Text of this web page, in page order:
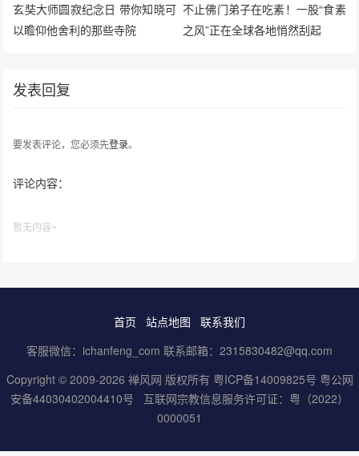
玄奘大师圆寂纪念日 带你知晓可
以瞻仰他舍利的那些寺院
不止佛门弟子在吃素！一股“食素
之风”正在全球各地悄然刮起
发表回复
要发表评论，您必须先登录。
评论内容：
暂无内容~
首页 站点地图
联系我们
客服微信：ichanfeng_com 联系邮箱：2315830482@qq.com
Copyright © 2009-2026 禅风网 版权所有 粤ICP备14009825号 粤公网
安备44030402004410号
互联网宗教信息服务许可证：粤（2022）
0000051